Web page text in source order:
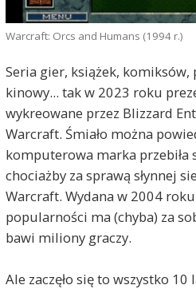
Warcraft: Orcs and Humans (1994 r.)
Seria gier, książek, komiksów,
kinowy... tak w 2023 roku
wykreowane przez Blizzard
Warcraft. Śmiało można
komputerowa marka
chociażby za sprawą słynnej
Warcraft. Wydana w 2004
popularności ma (chyba) za
bawi miliony graczy.
Ale zaczęło się to wszystko